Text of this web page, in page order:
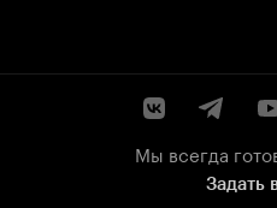
Мы всегда
Задать